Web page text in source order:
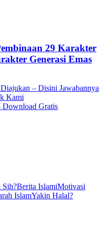
29 Karakter
Generasi Emas
– Disini Jawabannya
Kami
Download Gratis
Sih?Berita IslamiMotivasi
IslamYakin Halal?